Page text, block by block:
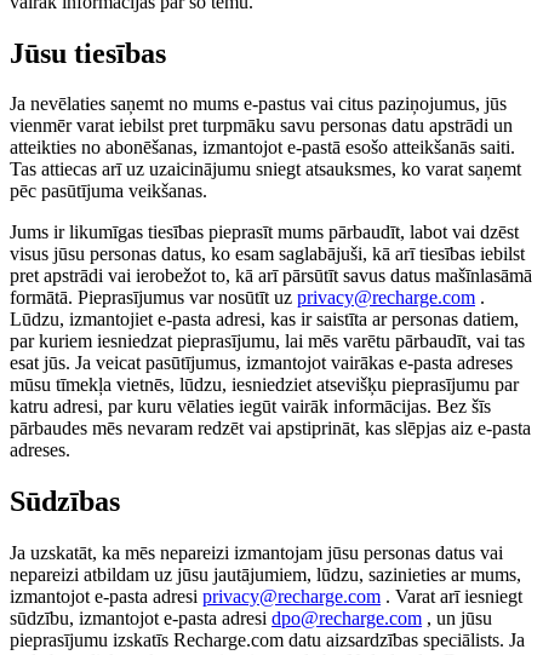
Jūsu tiesības
Ja nevēlaties saņemt no mums e-pastus vai citus paziņojumus, jūs
vienmēr varat iebilst pret turpmāku savu personas datu apstrādi un
atteikties no abonēšanas, izmantojot e-pastā esošo atteikšanās saiti.
Tas attiecas arī uz uzaicinājumu sniegt atsauksmes, ko varat saņemt
pēc pasūtījuma veikšanas.
Jums ir likumīgas tiesības pieprasīt mums pārbaudīt, labot vai dzēst
visus jūsu personas datus, ko esam saglabājuši, kā arī tiesības iebilst
pret apstrādi vai ierobežot to, kā arī pārsūtīt savus datus mašīnlasāmā
formātā. Pieprasījumus var nosūtīt uz privacy@recharge.com .
Lūdzu, izmantojiet e-pasta adresi, kas ir saistīta ar personas datiem,
par kuriem iesniedzat pieprasījumu, lai mēs varētu pārbaudīt, vai tas
esat jūs. Ja veicat pasūtījumus, izmantojot vairākas e-pasta adreses
mūsu tīmekļa vietnēs, lūdzu, iesniedziet atsevišķu pieprasījumu par
katru adresi, par kuru vēlaties iegūt vairāk informācijas. Bez šīs
pārbaudes mēs nevaram redzēt vai apstiprināt, kas slēpjas aiz e-pasta
adreses.
Sūdzības
Ja uzskatāt, ka mēs nepareizi izmantojam jūsu personas datus vai
nepareizi atbildam uz jūsu jautājumiem, lūdzu, sazinieties ar mums,
izmantojot e-pasta adresi privacy@recharge.com . Varat arī iesniegt
sūdzību, izmantojot e-pasta adresi dpo@recharge.com , un jūsu
pieprasījumu izskatīs Recharge.com datu aizsardzības speciālists. Ja